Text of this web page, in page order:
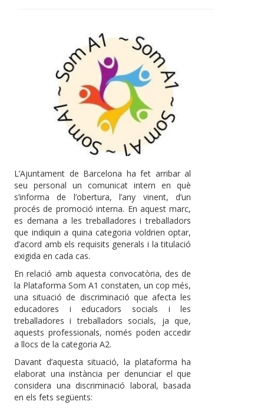
L’Ajuntament de Barcelona ha fet arribar al
seu personal un comunicat intern en què
s’informa de l’obertura, l’any vinent, d’un
procés de promoció interna. En aquest marc,
es demana a les treballadores i treballadors
que indiquin a quina categoria voldrien optar,
d’acord amb els requisits generals i la titulació
exigida en cada cas.
En relació amb aquesta convocatòria, des de
la Plataforma Som A1 constaten, un cop més,
una situació de discriminació que afecta les
educadores i educadors socials i les
treballadores i treballadors socials, ja que,
aquests professionals, només poden accedir
a llocs de la categoria A2.
Davant d’aquesta situació, la plataforma ha
elaborat una instància per denunciar el que
considera una discriminació laboral, basada
en els fets següents: